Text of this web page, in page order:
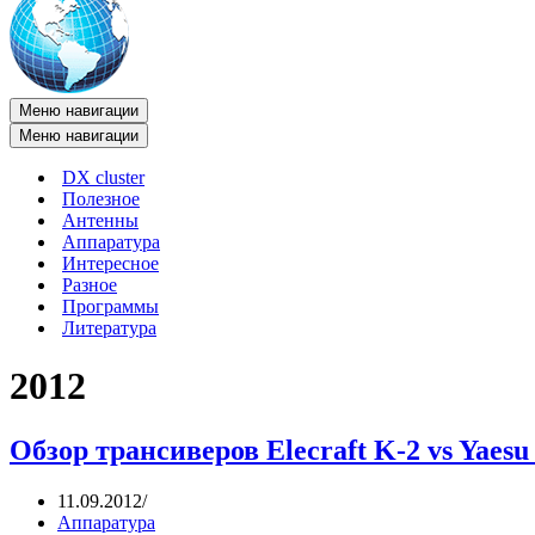
Меню навигации
Меню навигации
DX cluster
Полезное
Антенны
Аппаратура
Интересное
Разное
Программы
Литература
2012
Обзор трансиверов Elecraft K-2 vs
11.09.2012
Аппаратура